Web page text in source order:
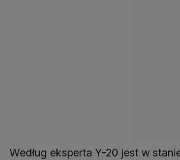
Według eksperta Y-20 jest w